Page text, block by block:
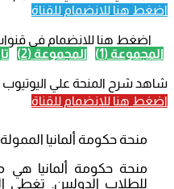
اضغط هنا للانضمام للقناة
اضغط هنا للانضمام في
المجموعة (1)
المجموعة (2)
شاهد شرح المنحة علي اليوتيوب
اضغط هنا للانضمام للقناة
منحة حكومة ألمانيا الممولة
منحة حكومة ألمانيا هي
للطلاب الدوليين. تغطي